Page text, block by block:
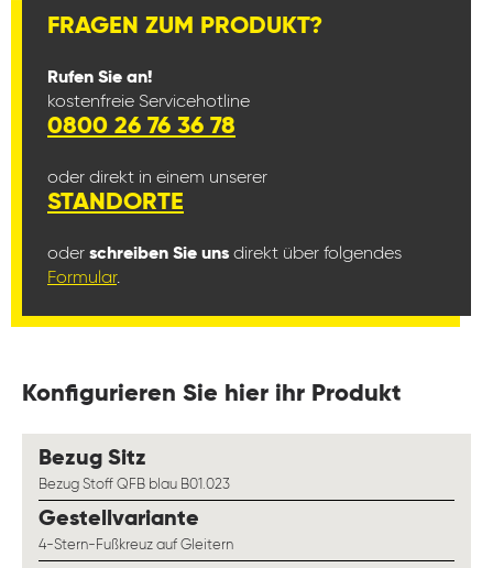
FRAGEN ZUM PRODUKT?
Rufen Sie an!
kostenfreie Servicehotline
0800 26 76 36 78
oder direkt in einem unserer
STANDORTE
oder schreiben Sie uns direkt über folgendes
Formular.
Konfigurieren Sie hier ihr Produkt
Bezug Sitz
Bezug Stoff QFB blau B01.023
Gestellvariante
4-Stern-Fußkreuz auf Gleitern